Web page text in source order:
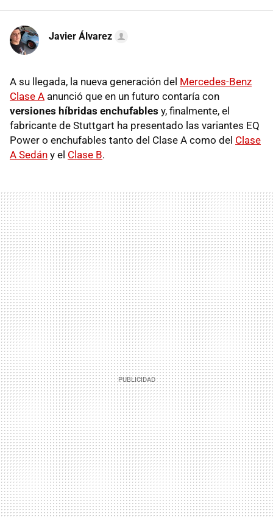
Javier Álvarez
A su llegada, la nueva generación del Mercedes-Benz
Clase A anunció que en un futuro contaría con
versiones híbridas enchufables y, finalmente, el
fabricante de Stuttgart ha presentado las variantes EQ
Power o enchufables tanto del Clase A como del Clase
A Sedán y el Clase B.